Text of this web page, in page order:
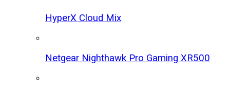
HyperX Cloud Mix
Netgear Nighthawk Pro Gaming XR500